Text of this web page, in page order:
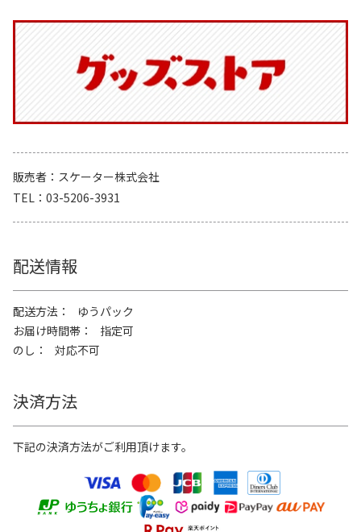
販売者
スケーター株式会社
TEL
03-5206-3931
配送情報
配送方法
ゆうパック
お届け時間帯
指定可
のし
対応不可
決済方法
下記の決済方法がご利用頂けます。